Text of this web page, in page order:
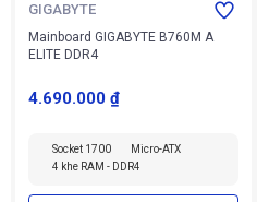
GIGABYTE
Mainboard GIGABYTE B760M A
ELITE DDR4
4.690.000 ₫
Socket 1700
Micro-ATX
4 khe RAM - DDR4